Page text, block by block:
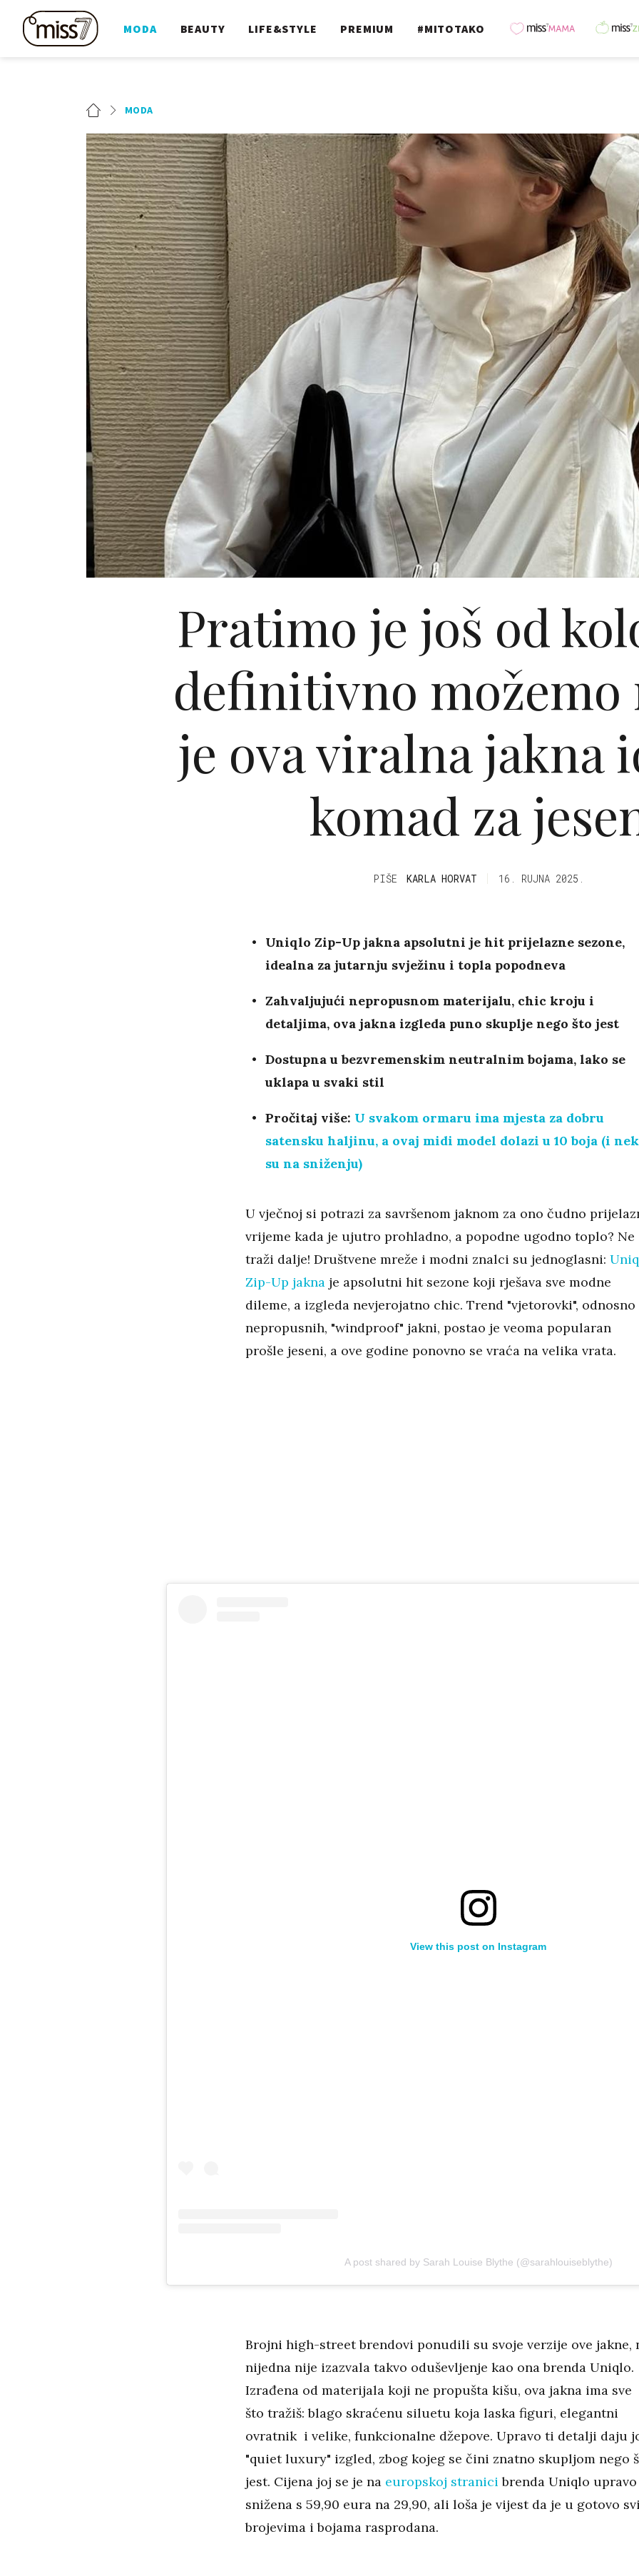
MODA BEAUTY LIFE&STYLE PREMIUM #MITOTAKO
MODA
Pratimo je još od
definitivno možemo
je ova viralna jakna
komad za
PIŠE KARLA HORVAT 16. RUJNA 2025.
Uniqlo Zip-Up jakna apsolutni je hit prijelazne sezone,
idealna za jutarnju svježinu i topla popodneva
Zahvaljujući nepropusnom materijalu, chic kroju i
detaljima, ova jakna izgleda puno skuplje nego što jest
Dostupna u bezvremenskim neutralnim bojama, lako se
uklapa u svaki stil
Pročitaj više: U svakom ormaru ima mjesta za dobru
satensku haljinu, a ovaj midi model dolazi u 10 boja (i
su na sniženju)
U vječnoj si potrazi za savršenom jaknom za ono čudno
vrijeme kada je ujutro prohladno, a popodne ugodno toplo? Ne
traži dalje! Društvene mreže i modni znalci su jednoglasni:
Zip-Up jaknaje apsolutni hit sezone koji rješava sve modne
dileme, a izgleda nevjerojatno chic. Trend "vjetorovki", odnosno
nepropusnih, "windproof" jakni, postao je veoma popularan
prošle jeseni, a ove godine ponovno se vraća na velika vrata.
View this post on Instagram
A post shared by Sarah Louise Blythe (@sarahlouiseblythe)
Brojni high-street brendovi ponudili su svoje verzije ove jakne,
nijedna nije izazvala takvo oduševljenje kao ona brenda Uniqlo.
Izrađena od materijala koji ne propušta kišu, ova jakna ima sve
što tražiš: blago skraćenu siluetu koja laska figuri, elegantni
ovratnik i velike, funkcionalne džepove. Upravo ti detalji daju
"quiet luxury" izgled, zbog kojeg se čini znatno skupljom nego
jest. Cijena joj se je na europskoj stranici brenda Uniqlo upravo
snižena s 59,90 eura na 29,90, ali loša je vijest da je u gotovo
brojevima i bojama rasprodana.